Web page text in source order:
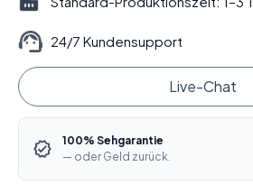
24/7 Kundensupport
Live-Chat
100% Sehgarantie
— oder Geld zurück.